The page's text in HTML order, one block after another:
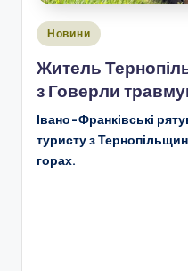
Опубліковано
Новини
Житель
з Говерли
Івано-Франківські
туристу з
горах.